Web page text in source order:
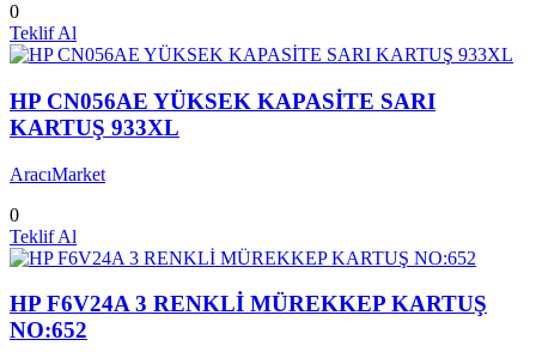
0
Teklif Al
HP CN056AE YÜKSEK KAPASİTE SARI
KARTUŞ 933XL
AracıMarket
0
Teklif Al
HP F6V24A 3 RENKLİ MÜREKKEP KARTUŞ
NO:652